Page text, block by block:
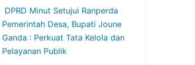
DPRD Minut Setujui Ranperda
Pemerintah Desa, Bupati Joune
Ganda : Perkuat Tata Kelola dan
Pelayanan Publik